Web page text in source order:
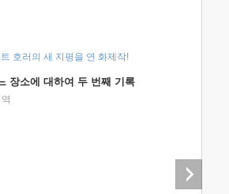
호러의 새 지평을 연 화제작!
장소에 대하여 두 번째 기록